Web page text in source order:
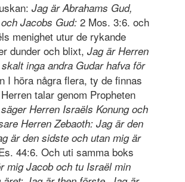
Jag är Abrahams Gud,
Jacobs Gud:2 Mos. 3:6. och
menighet utur de rykande
dunder och blixt, Jag är Herren
inga andra Gudar hafva för
I höra några flera, ty de finnas
talar genom Propheten
Herren Israëls Konung och
Herren Zebaoth: Jag är den
är den sidste och utan mig är
44:6. Och uti samma boks
mig Jacoboch tu Israël min